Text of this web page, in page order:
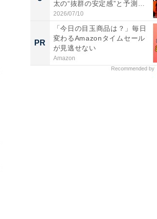
太の“抜群の安定感”と予測
不...
2026/07/10
PR
「今日の目玉商品は？」毎日
変わるAmazonタイムセール
が見逃せない
Amazon
Recommended by